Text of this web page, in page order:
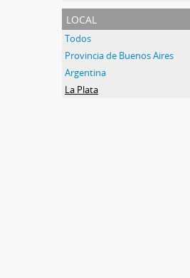
local
Todos
Provincia de Buenos Aires
Argentina
La Plata